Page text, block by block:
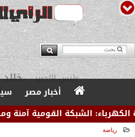
مدير التحرير يوسف
أخبار مصر
الشبكة القومية آمنة
رياضة